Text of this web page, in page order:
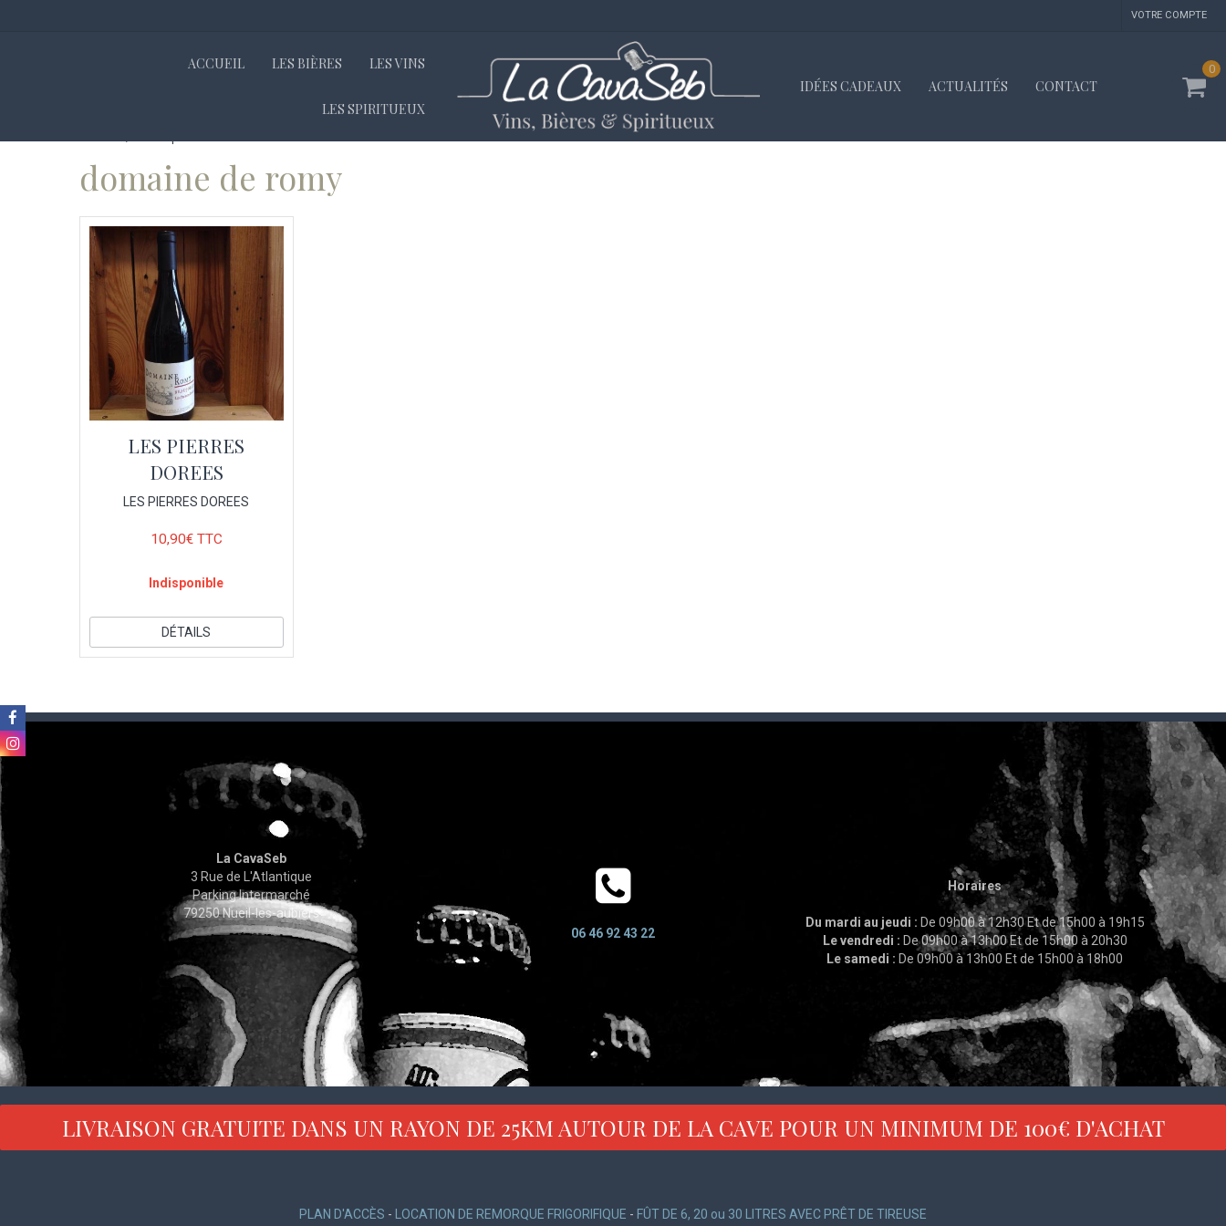
ACCUEIL LES BIÈRES LES VINS
LES SPIRITUEUX
IDÉES CADEAUX ACTUALITÉS CONTACT
0
VOTRE COMPTE
domaine de romy
LES PIERRES
DOREES
LES PIERRES DOREES
10,90€ TTC
Indisponible
DÉTAILS
La CavaSeb
3 Rue de L'Atlantique
Parking Intermarché
79250 Nueil-les-aubiers
06 46 92 43 22
Horaires
Du mardi au jeudi : De 09h00 à 12h30 Et de 15h00 à 19h15
Le vendredi : De 09h00 à 13h00 Et de 15h00 à 20h30
Le samedi : De 09h00 à 13h00 Et de 15h00 à 18h00
LIVRAISON GRATUITE DANS UN RAYON DE 25KM AUTOUR DE LA CAVE POUR UN MINIMUM DE 100€ D'ACHAT
PLAN D'ACCÈS - LOCATION DE REMORQUE FRIGORIFIQUE - FÛT DE 6, 20 ou 30 LITRES AVEC PRÊT DE TIREUSE